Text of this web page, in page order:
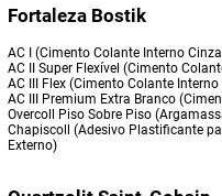
Fortaleza Bostik
AC I (Cimento Colante Interno
AC II Super Flexível (Cimento
AC III Flex (Cimento Colante
AC III Premium Extra Branco
Overcoll Piso Sobre Piso
Chapiscoll (Adesivo Plastificante
Externo)